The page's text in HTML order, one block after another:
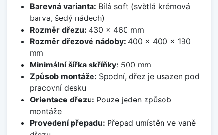
Barevná varianta: Bílá soft (světlá krémová
barva, šedý nádech)
Rozměr dřezu: 430 x 460 mm
Rozměr dřezové nádoby: 400 x 400 x 190
mm
Minimální šířka skříňky: 500 mm
Způsob montáže: Spodní, dřez je usazen pod
pracovní desku
Orientace dřezu: Pouze jeden způsob
montáže
Provedení přepadu: Přepad umístěn ve vaně